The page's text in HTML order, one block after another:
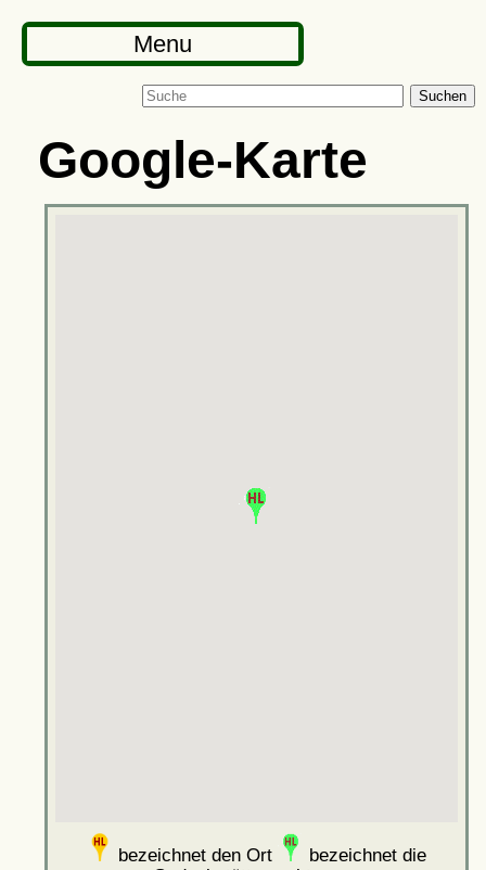
Menu
Suchen
Google-Karte
bezeichnet den Ort
bezeichnet die